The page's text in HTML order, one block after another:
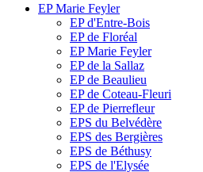
EP Marie Feyler
EP d'Entre-Bois
EP de Floréal
EP Marie Feyler
EP de la Sallaz
EP de Beaulieu
EP de Coteau-Fleuri
EP de Pierrefleur
EPS du Belvédère
EPS des Bergières
EPS de Béthusy
EPS de l'Elysée